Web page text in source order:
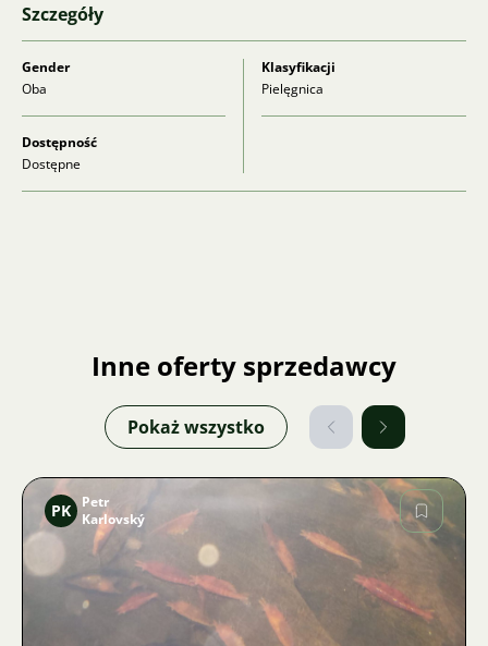
Szczegóły
Gender
Oba
Klasyfikacji
Pielęgnica
Dostępność
Dostępne
Inne oferty sprzedawcy
Pokaż wszystko
Zdjęcie
PK
Petr
Karlovský